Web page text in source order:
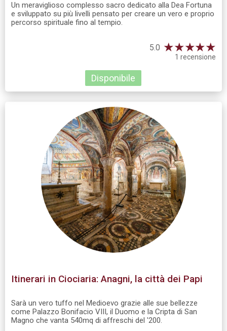
Un meraviglioso complesso sacro dedicato alla Dea Fortuna
e sviluppato su più livelli pensato per creare un vero e proprio
percorso spirituale fino al tempio.
5.0 ★★★★★
1 recensione
Disponibile
Itinerari in Ciociaria: Anagni, la città dei Papi
Sarà un vero tuffo nel Medioevo grazie alle sue bellezze
come Palazzo Bonifacio VIII, il Duomo e la Cripta di San
Magno che vanta 540mq di affreschi del '200.